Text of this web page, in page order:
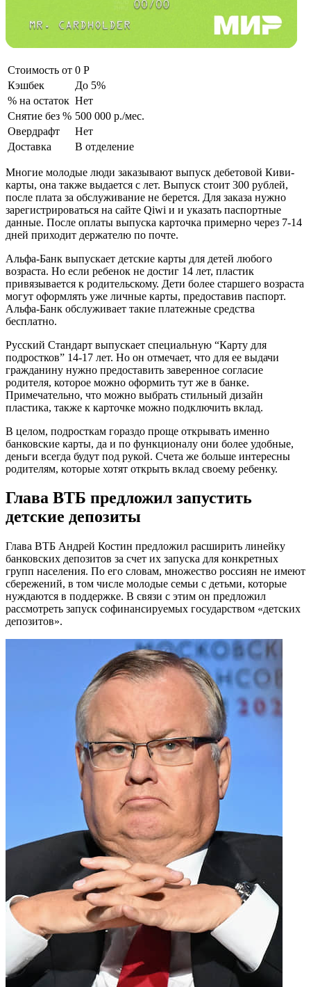
Стоимость от 0 Р
Кэшбек
До 5%
% на остаток Нет
Снятие без % 500 000 р./мес.
Овердрафт
Нет
Доставка
В отделение
Многие молодые люди заказывают выпуск дебетовой Киви-
карты, она также выдается с лет. Выпуск стоит 300 рублей,
после плата за обслуживание не берется. Для заказа нужно
зарегистрироваться на сайте Qiwi и и указать паспортные
данные. После оплаты выпуска карточка примерно через 7-14
дней приходит держателю по почте.
Альфа-Банк выпускает детские карты для детей любого
возраста. Но если ребенок не достиг 14 лет, пластик
привязывается к родительскому. Дети более старшего возраста
могут оформлять уже личные карты, предоставив паспорт.
Альфа-Банк обслуживает такие платежные средства
бесплатно.
Русский Стандарт выпускает специальную “Карту для
подростков” 14-17 лет. Но он отмечает, что для ее выдачи
гражданину нужно предоставить заверенное согласие
родителя, которое можно оформить тут же в банке.
Примечательно, что можно выбрать стильный дизайн
пластика, также к карточке можно подключить вклад.
В целом, подросткам гораздо проще открывать именно
банковские карты, да и по функционалу они более удобные,
деньги всегда будут под рукой. Счета же больше интересны
родителям, которые хотят открыть вклад своему ребенку.
Глава ВТБ предложил запустить
детские депозиты
Глава ВТБ Андрей Костин предложил расширить линейку
банковских депозитов за счет их запуска для конкретных
групп населения. По его словам, множество россиян не имеют
сбережений, в том числе молодые семьи с детьми, которые
нуждаются в поддержке. В связи с этим он предложил
рассмотреть запуск софинансируемых государством «детских
депозитов».